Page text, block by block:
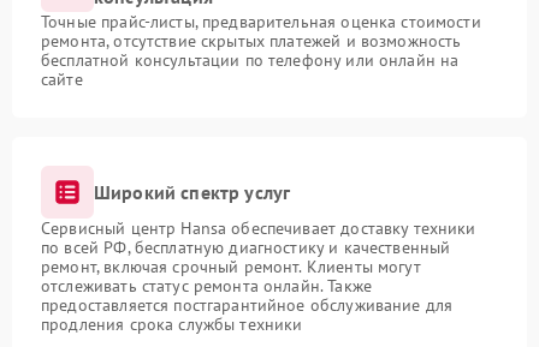
Точные прайс-листы, предварительная оценка стоимости
ремонта, отсутствие скрытых платежей и возможность
бесплатной консультации по телефону или онлайн на
сайте
Широкий спектр услуг
Сервисный центр Hansa обеспечивает доставку техники
по всей РФ, бесплатную диагностику и качественный
ремонт, включая срочный ремонт. Клиенты могут
отслеживать статус ремонта онлайн. Также
предоставляется постгарантийное обслуживание для
продления срока службы техники